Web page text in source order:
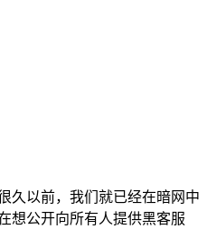
久以前，我们就已经在暗网中
想公开向所有人提供黑客服